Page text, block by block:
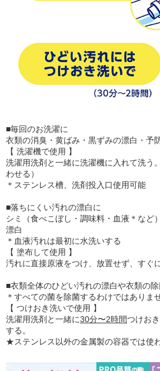
■毎回のお洗濯に
衣類の消臭・黄ばみ・黒ずみの漂白・予
【 洗濯機で使用 】
洗濯用洗剤と一緒に洗濯機に入れて洗う
わせる）
＊ステンレス槽、洗剤投入口使用可能
■落ちにくい汚れの漂白に
シミ（食べこぼし・調味料・血液＊など
漂白
＊血液汚れは最初に水洗いする
【 塗布して使用 】
汚れに直接原液をつけ、放置せず、すぐ
■衣類全体のひどい汚れの漂白や衣類の除
＊すべての菌を除菌するわけではありま
【 つけおき洗いで使用 】
洗濯用洗剤と一緒に30分〜2時間つけお
する。
★ステンレス以外の金属製の容器では使